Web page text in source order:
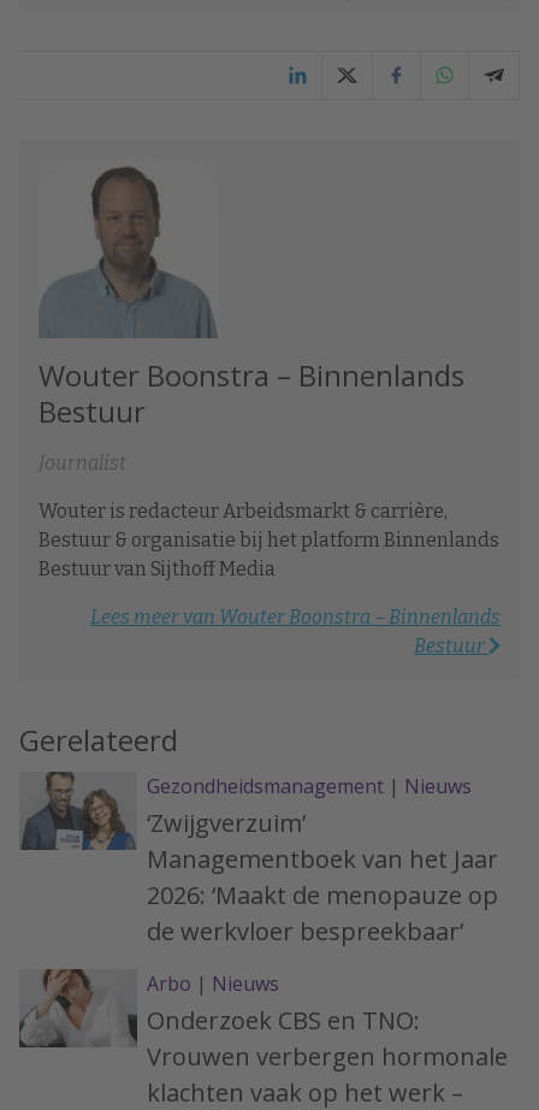
Wouter Boonstra – Binnenlands
Bestuur
Journalist
Wouter is redacteur Arbeidsmarkt & carrière,
Bestuur & organisatie bij het platform Binnenlands
Bestuur van Sijthoff Media
Lees meer van Wouter Boonstra – Binnenlands
Bestuur
Gerelateerd
Gezondheidsmanagement | Nieuws
‘Zwijgverzuim’
Managementboek van het Jaar
2026: ‘Maakt de menopauze op
de werkvloer bespreekbaar’
Arbo | Nieuws
Onderzoek CBS en TNO:
Vrouwen verbergen hormonale
klachten vaak op het werk –